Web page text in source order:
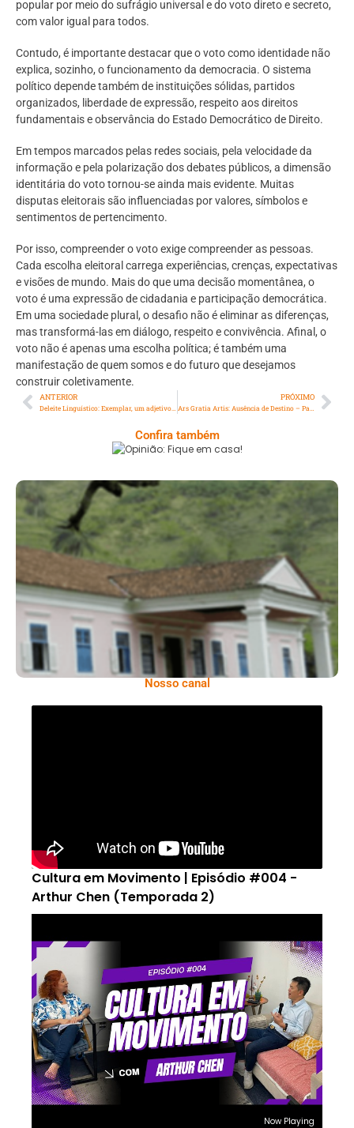
popular por meio do sufrágio universal e do voto direto e secreto,
com valor igual para todos.
Contudo, é importante destacar que o voto como identidade não
explica, sozinho, o funcionamento da democracia. O sistema
político depende também de instituições sólidas, partidos
organizados, liberdade de expressão, respeito aos direitos
fundamentais e observância do Estado Democrático de Direito.
Em tempos marcados pelas redes sociais, pela velocidade da
informação e pela polarização dos debates públicos, a dimensão
identitária do voto tornou-se ainda mais evidente. Muitas
disputas eleitorais são influenciadas por valores, símbolos e
sentimentos de pertencimento.
Por isso, compreender o voto exige compreender as pessoas.
Cada escolha eleitoral carrega experiências, crenças, expectativas
e visões de mundo. Mais do que uma decisão momentânea, o
voto é uma expressão de cidadania e participação democrática.
Em uma sociedade plural, o desafio não é eliminar as diferenças,
mas transformá-las em diálogo, respeito e convivência. Afinal, o
voto não é apenas uma escolha política; é também uma
manifestação de quem somos e do futuro que desejamos
construir coletivamente.
ANTERIOR
Deleite Linguístico: Exemplar, um adjetivo que está dando o que falar
PRÓXIMO
Ars Gratia Artis: Ausência de Destino – Parte 2
Confira também
Opinião: Fique Em Casa!
Serra: Fazenda Santa Cecília – Um Legado
Histórico Repleto De Beleza
Nosso canal
Cultura em Movimento | Episódio #004 -
Arthur Chen (Temporada 2)
Now Playing